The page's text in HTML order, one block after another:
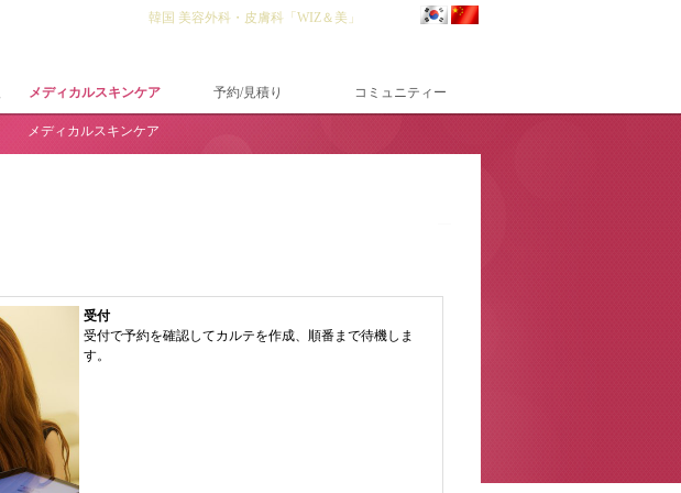
韓国 美容外科・皮膚科「WIZ＆美」
メディカルスキンケア 予約/見積り コミュニティー
メディカルスキンケア
受付
受付で予約を確認してカルテを作成、順番まで待機しま
す。